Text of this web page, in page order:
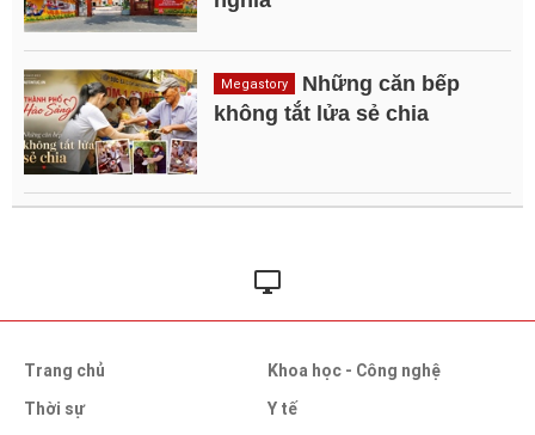
Megastory
Những căn bếp
không tắt lửa sẻ chia
Trang chủ
Thời sự
Khoa học - Công nghệ
Y tế